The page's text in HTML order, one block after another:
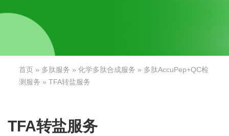
首页 » 多肽服务 »化学多肽合成服务 » 多肽AccuPep+QC检
测服务 » TFA转盐服务
TFA转盐服务